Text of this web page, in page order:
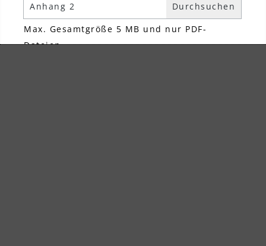
Anhang 2
Max. Gesamtgröße 5 MB und nur PDF-
Dateien